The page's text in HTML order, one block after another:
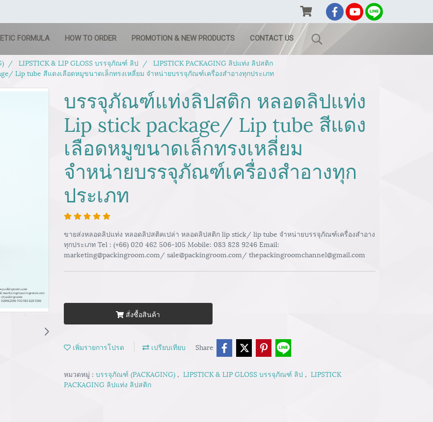
FORMULA HOW TO ORDER PROMOTION & NEW PRODUCTS CONTACT US
LIPSTICK & LIP GLOSS บรรจุภัณฑ์ ลิป
LIPSTICK PACKAGING ลิปแท่ง ลิปสติก
Lip tube สีแดงเลือดหมูขนาดเล็กทรงเหลี่ยม จำหน่ายบรรจุภัณฑ์เครื่องสำอางทุกประเภท
บรรจุภัณฑ์แท่งลิปสติก หลอดลิปแท่ง
Lip stick package/ Lip tube สีแดง
เลือดหมูขนาดเล็กทรงเหลี่ยม
จำหน่ายบรรจุภัณฑ์เครื่องสำอางทุก
ประเภท
ขายส่งหลอดลิปแท่ง หลอดลิปสติคเปล่า หลอดลิปสติก lip stick/ lip tube จำหน่ายบรรจุภัณฑ์เครื่องสำอาง
ทุกประเภท Tel : (+66) 020 462 506-105 Mobile: 083 828 9246 Email:
marketing@packingroom.com/ sale@packingroom.com/ thepackingroomchannel@gmail.com
สั่งซื้อสินค้า
เพิ่มรายการโปรด เปรียบเทียบ Share
หมวดหมู่ : บรรจุภัณฑ์ (PACKAGING) , LIPSTICK & LIP GLOSS บรรจุภัณฑ์ ลิป , LIPSTICK
PACKAGING ลิปแท่ง ลิปสติก